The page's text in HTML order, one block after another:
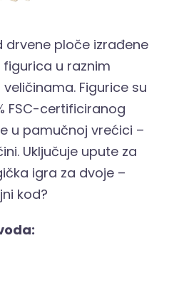
drvene ploče izrađene
figurica u raznim
Figurice su
FSC-certificiranog
u pamučnoj vrećici –
Uključuje upute za
igra za dvoje –
kod?